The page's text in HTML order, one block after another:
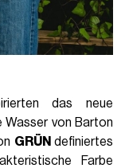
das neue
Wasser von Barton
GRÜN definiertes
Farbe